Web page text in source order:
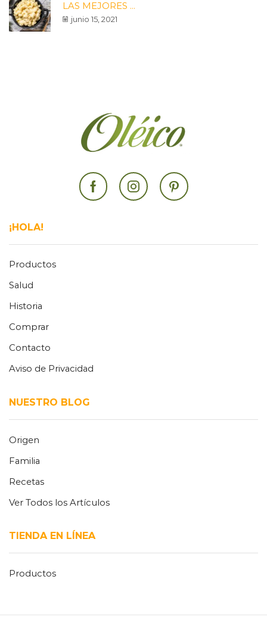
LAS MEJORES ...
junio 15, 2021
FacebookInstagramPinterest
¡HOLA!
Productos
Salud
Historia
Comprar
Contacto
Aviso de Privacidad
NUESTRO BLOG
Origen
Familia
Recetas
Ver Todos los Artículos
TIENDA EN LÍNEA
Productos